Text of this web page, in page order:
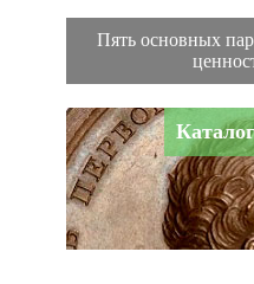
Пять основных